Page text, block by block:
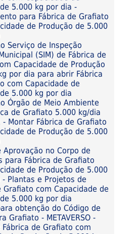
5.000 kg por dia -
para Fábrica de Grafiato
de Produção de 5.000
Serviço de Inspeção
(SIM) de Fábrica de
Capacidade de Produção
por dia para abrir Fábrica
com Capacidade de
5.000 kg por dia
Órgão de Meio Ambiente
de Grafiato 5.000 kg/dia
- Montar Fábrica de Grafiato
de Produção de 5.000
Aprovação no Corpo de
para Fábrica de Grafiato
de Produção de 5.000
Plantas e Projetos de
Grafiato com Capacidade de
5.000 kg por dia
obtenção do Código de
Grafiato - METAVERSO -
Fábrica de Grafiato com